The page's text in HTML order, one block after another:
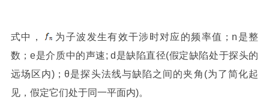
式中，
为子波发生有效干涉时对应的频率值；n是整
数；e是介质中的声速; d是缺陷直径(假定缺陷处于探头的
远场区内)；θ是探头法线与缺陷之间的夹角(为了简化起
见，假定它们处于同一平面内)。